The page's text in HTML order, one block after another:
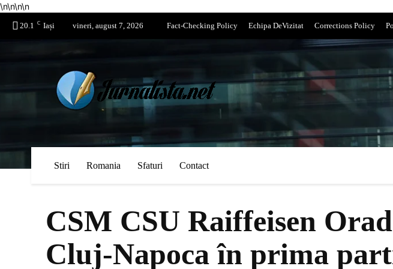
\n\n\n\n
20.1 C Iași vineri, august 7, 2026 Fact-Checking Policy Echipa DeVizitat Corrections Policy
Stiri Romania Sfaturi Contact
CSM CSU Raiffeisen
Cluj-Napoca în prima